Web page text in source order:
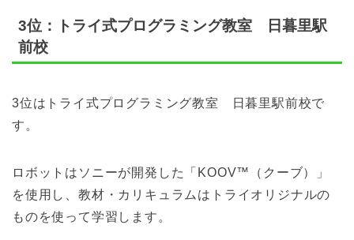
3位：トライ式プログラミング教室 日暮里駅
前校
3位はトライ式プログラミング教室 日暮里駅前校で
す。
ロボットはソニーが開発した「KOOV™（クーブ）」
を使用し、教材・カリキュラムはトライオリジナルの
ものを使って学習します。